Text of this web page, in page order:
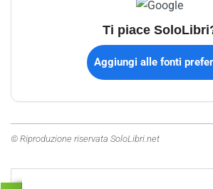
Ti piace
Aggiungi alle fonti
© Riproduzione riservata SoloLibri.net